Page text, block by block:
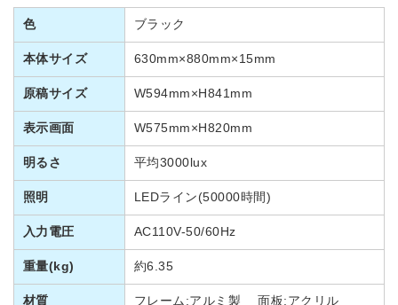
色 ブラック
本体サイズ 630mm×880mm×15mm
原稿サイズ W594mm×H841mm
表示画面 W575mm×H820mm
明るさ 平均3000lux
照明 LEDライン(50000時間)
入力電圧 AC110V-50/60Hz
重量(kg) 約6.35
材質 フレーム:アルミ製 面板:アクリル